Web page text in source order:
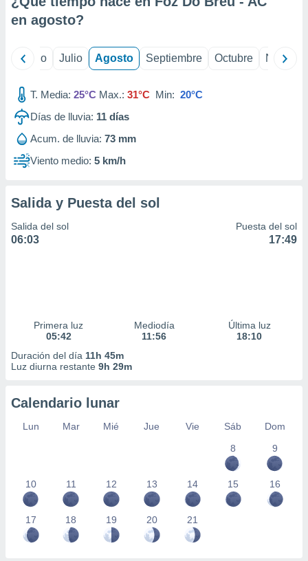
e
publicidad
publicidad
de
en agosto?
Junio Julio Agosto Septiembre Octubre
T. Media: 25°C Max.: 31°C Min: 20°C
Días de lluvia: 11 días
Acum. de lluvia: 73 mm
Viento medio: 5 km/h
Salida y Puesta del sol
Salida del sol
06:03
Puesta del sol
17:49
Primera luz
05:42
Mediodía
11:56
Última luz
18:10
Duración del día 11h 45m
Luz diurna restante 9h 29m
Calendario lunar
Lun Mar Mié Jue Vie Sáb
Dom
8
9
10 11 12 13 14 15 16
17 18 19 20 21